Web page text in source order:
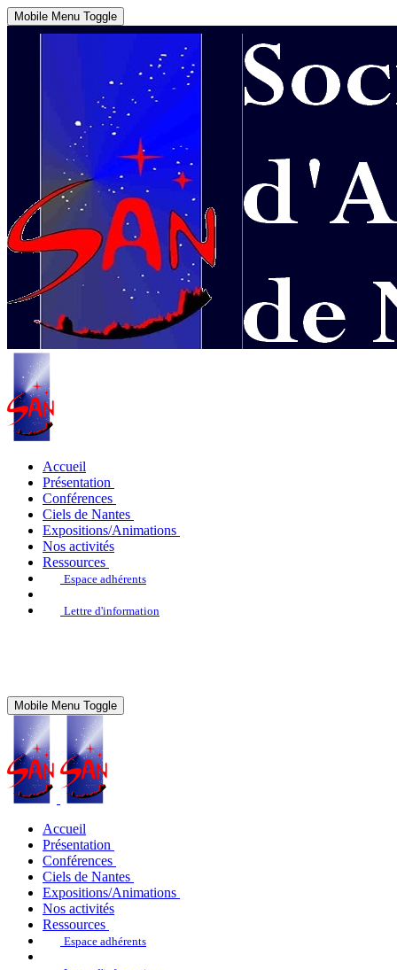
Mobile Menu Toggle
Accueil
Présentation
Conférences
Ciels de Nantes
Expositions/Animations
Nos activités
Ressources
Espace adhérents
Lettre d'information
Mobile Menu Toggle
Accueil
Présentation
Conférences
Ciels de Nantes
Expositions/Animations
Nos activités
Ressources
Espace adhérents